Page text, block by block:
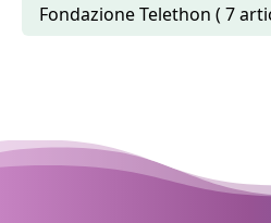
Fondazione Telethon ( 7